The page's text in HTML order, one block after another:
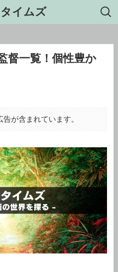
イムズ
督一覧！個性豊か
が含まれています。